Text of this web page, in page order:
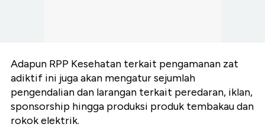
Adapun RPP Kesehatan terkait pengamanan zat
adiktif ini juga akan mengatur sejumlah
pengendalian dan larangan terkait peredaran, iklan,
sponsorship hingga produksi produk tembakau dan
rokok elektrik.